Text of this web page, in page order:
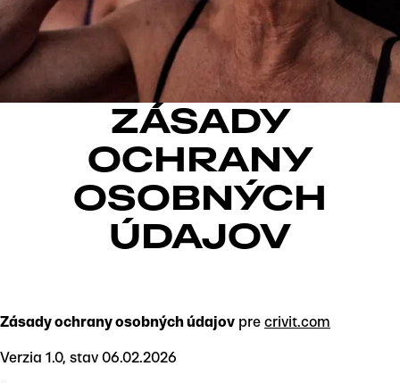
ZÁSADY
OCHRANY
OSOBNÝCH
ÚDAJOV
Zásady ochrany osobných údajov pre crivit.com
Verzia 1.0, stav 06.02.2026